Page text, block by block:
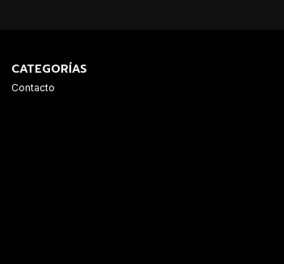
CATEGORÍAS
Contacto